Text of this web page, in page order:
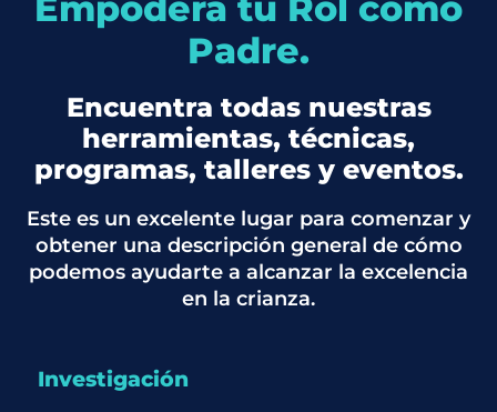
Empodera tu Rol como
Padre.
Encuentra todas nuestras
herramientas, técnicas,
programas, talleres y eventos.
Este es un excelente lugar para comenzar y
obtener una descripción general de cómo
podemos ayudarte a alcanzar la excelencia
en la crianza.
Investigación